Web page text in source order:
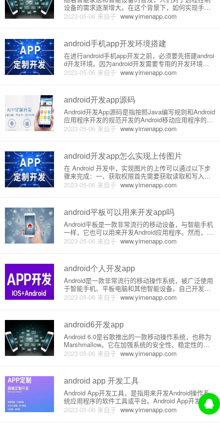
2023-05-06 来自于 www.yimenapp.com
设备的需求逐渐增大。在这个背景下，如何实现手机A
PP控制ARM开发板便成为了一个热门话题。实现手机
APP控制ARM开发板的基本原理是：在ARM开发板上
从而实
android手机app开发环境搭建
2023-05-06 来自于 www.yimenapp.com
在进行android手机app开发之前，必须要先搭建androi
d开发环境。因为android开发需要专用的开发环境，
包括IDE、SDK、Java开发环境和设备模拟器等。在
本篇文章中，我们将详细介绍如何搭建android开发环
android开发app源码
2023-05-06 来自于 www.yimenapp.com
Android开发App源码是指按照Java编写规则和Android
应用程序开发的规范开发的Android移动应用程序的代
码文件。Android平台的应用程序开发通常采用Java语
言、Android SDK和Eclipse等开发工具。下面就以一
android开发app怎么实现上传图片
2023-05-06 来自于 www.yimenapp.com
在 Android 开发中，实现图片的上传可以通过以下步
骤来完成：一、获取权限首先需要获取读取和写入存
储空间的权限，以涵盖图片选择和保存。Manifest.xm
l:```xml```二、UI设计通过布局文件制作上传图片的界
android平板可以用来开发app吗
2023-05-06 来自于 www.yimenapp.com
Android平板是一款非常流行的移动设备，与智能手机
一样，它也可以用来开发Android应用程序。然而，在
使用Android平板开发应用程序之前，需要确保该平板
符合开发要求，并且安装了一些必要的软件。1.硬件
android个人开发app
2023-05-06 来自于 www.yimenapp.com
Android是一款非常流行的移动操作系统，被广泛使用
于智能手机、平板电脑和其他智能设备。自己开发一
个Android应用程序需要具备一定的编程和设计技能，
要想成功开发自己的应用程序，需要经过多个步骤和
android6开发app
2023-05-06 来自于 www.yimenapp.com
Android 6.0是谷歌推出的一款移动操作系统，也称为
Marshmallow。它在加强系统的安全性、稳定性的基
础上增加了许多新功能，让用户体验更加人性化。下
面我将详细介绍在Android 6.0上开发App的原理和步
android app 开发工具
2023-05-06 来自于 www.yimenapp.com
Android App开发工具，是指用来开发Android操作系
统应用程序的软件工具或平台。Android App开发工具
需要能够帮助开发者完成应用程序的各个环节，从初
始的设计到最终的发布。目前市面上比较流行的官方A